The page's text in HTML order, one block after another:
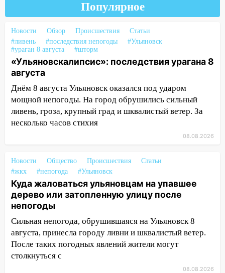
14:16 Шторм продолжает ломать город:
на улице Любови Шевцовой рухнул
светофор
14:14 Студента из Ульяновска обманули
мошенники под видом преподавателя
14:12 Куда жаловаться ульяновцам на
упавшее дерево или затопленную улицу
после непогоды
13:54 В мэрии Ульяновска рассказали,
как устраняют последствия мощного
шторма
13:49 Стихия продолжает крушить
Ульяновск: дерево рухнуло на дом на
Орджоникидзе
13:47 На Нижней Террасе мощным
ветром вырвало дерево с корнем
Популярное
Новости Обзор Происшествия
Статьи
#ливень
#последствия непогоды
#Ульяновск
#ураган 8 августа
#шторм
«Ульяновскалипсис»: последствия урагана 8
августа
Днём 8 августа Ульяновск оказался под ударом
мощной непогоды. На город обрушились сильный
ливень, гроза, крупный град и шквалистый ветер. За
несколько часов стихия
08.08.2026
Новости Общество Происшествия
Статьи
#жкх
#непогода #Ульяновск
Куда жаловаться ульяновцам на упавшее
дерево или затопленную улицу после
непогоды
Сильная непогода, обрушившаяся на Ульяновск 8
августа, принесла городу ливни и шквалистый ветер.
После таких погодных явлений жители могут
столкнуться с
08.08.2026